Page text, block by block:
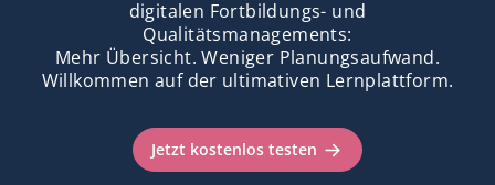
digitalen Fortbildungs- und
Qualitätsmanagements:
Mehr Übersicht. Weniger Planungsaufwand.
Willkommen auf der ultimativen Lernplattform.
Jetzt kostenlos testen